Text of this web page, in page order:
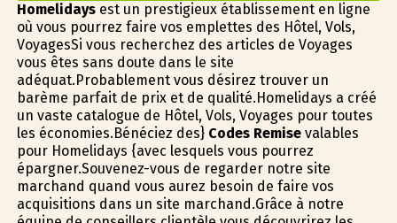
Homelidaysest un prestigieux établissement en ligne
où vous pourrez faire vos emplettes des Hôtel, Vols,
VoyagesSi vous recherchez des articles de Voyages
vous êtes sans doute dans le site
adéquat.Probablement vous désirez trouver un
barème parfait de prix et de qualité.Homelidays a créé
un vaste catalogue de Hôtel, Vols, Voyages pour toutes
les économies.Bénéficiez des} Codes Remisevalables
pour Homelidays {avec lesquels vous pourrez
épargner.Souvenez-vous de regarder notre site
marchand quand vous aurez besoin de faire vos
acquisitions dans un site marchand.Grâce à notre